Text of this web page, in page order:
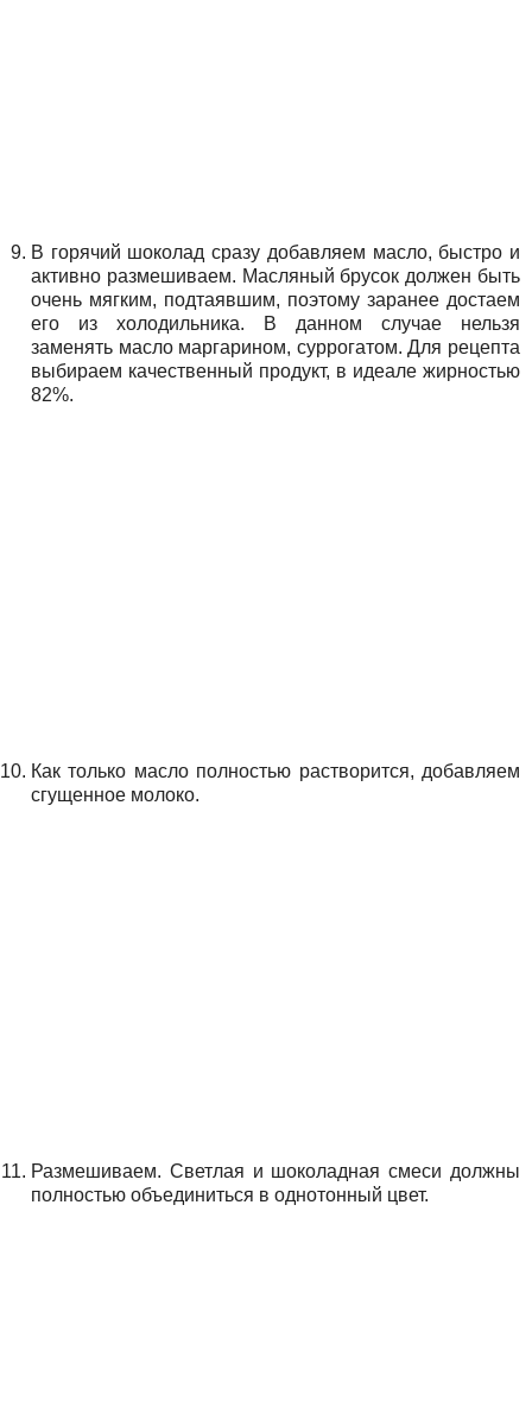
В горячий шоколад сразу добавляем масло, быстро и
активно размешиваем. Масляный брусок должен быть
очень мягким, подтаявшим, поэтому заранее достаем
его из холодильника. В данном случае нельзя
заменять масло маргарином, суррогатом. Для рецепта
выбираем качественный продукт, в идеале жирностью
82%.
Как только масло полностью растворится, добавляем
сгущенное молоко.
Размешиваем. Светлая и шоколадная смеси должны
полностью объединиться в однотонный цвет.